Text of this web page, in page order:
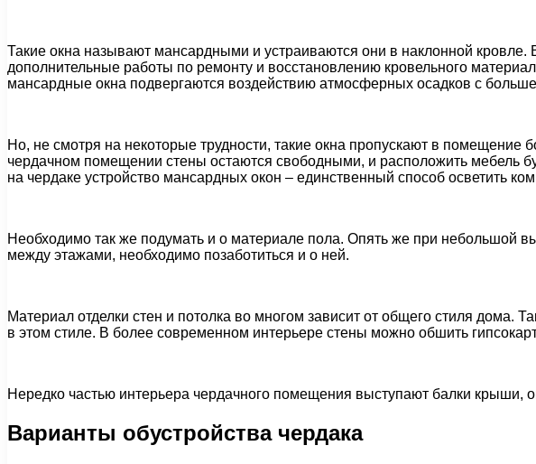
Такие окна называют мансардными и устраиваются они в наклонной
дополнительные работы по ремонту и восстановлению кровельного
мансардные окна подвергаются воздействию атмосферных осадков с
Но, не смотря на некоторые трудности, такие окна пропускают в
чердачном помещении стены остаются свободными, и расположить мебель
на чердаке устройство мансардных окон – единственный способ осветить
Необходимо так же подумать и о материале пола. Опять же при небольшой
между этажами, необходимо позаботиться и о ней.
Материал отделки стен и потолка во многом зависит от общего стиля дома.
в этом стиле. В более современном интерьере стены можно обшить
Нередко частью интерьера чердачного помещения выступают балки
Варианты обустройства чердака